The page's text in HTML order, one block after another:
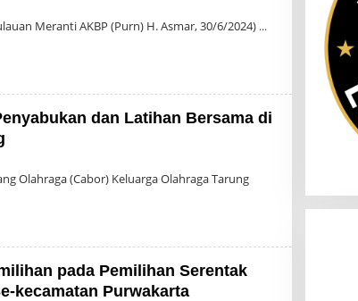
Meranti AKBP (Purn) H. Asmar, 30/6/2024)
dan Latihan Bersama di
Olahraga (Cabor) Keluarga Olahraga Tarung
pada Pemilihan Serentak
kecamatan Purwakarta